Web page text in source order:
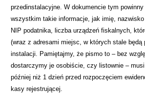
przedinstalacyjne. W dokumencie tym
wszystkim takie informacje, jak imię, nazwisko
NIP podatnika, liczba urządzeń fiskalnych,
(wraz z adresami miejsc, w których stale będą
instalacji. Pamiętajmy, że pismo to – bez
dostarczymy je osobiście, czy listownie – musi
później niż 1 dzień przed rozpoczęciem
kasy rejestrującej.